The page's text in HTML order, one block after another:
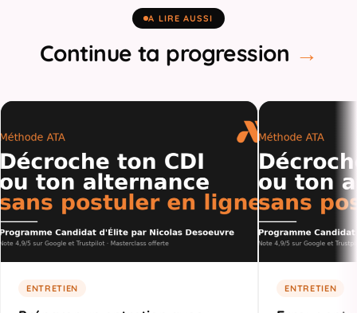
A LIRE AUSSI
Continue ta progression →
ENTRETIEN ENTRETIEN